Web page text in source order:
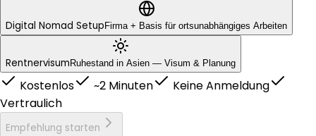
Digital Nomad Setup Firma + Basis für ortsunabhängiges Arbeiten
Rentnervisum Ruhestand in Asien — Visum & Planung
Kostenlos ~2 Minuten
Keine Anmeldung
Vertraulich
Empfehlung starten